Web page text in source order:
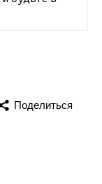
Поделиться